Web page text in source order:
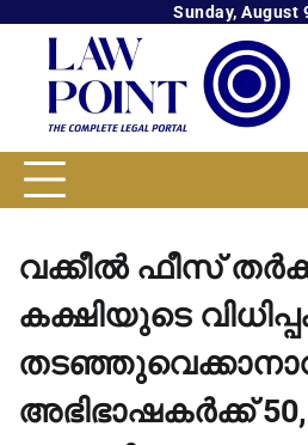
content
Sunday, August
വക്കീല്‍ ഫീസ്
കക്ഷിയുടെ
അഭിഭാഷകര്‍ക്ക്